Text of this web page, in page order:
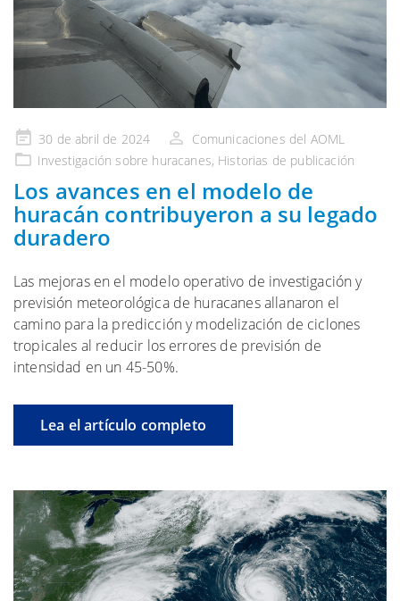
Publicado
en
30 de abril de 2024
Comunicaciones del AOML
Investigación sobre huracanes, Historias de publicación
Los avances en el modelo de
huracán contribuyeron a su legado
duradero
Las mejoras en el modelo operativo de investigación y
previsión meteorológica de huracanes allanaron el
camino para la predicción y modelización de ciclones
tropicales al reducir los errores de previsión de
intensidad en un 45-50%.
Lea el artículo completo